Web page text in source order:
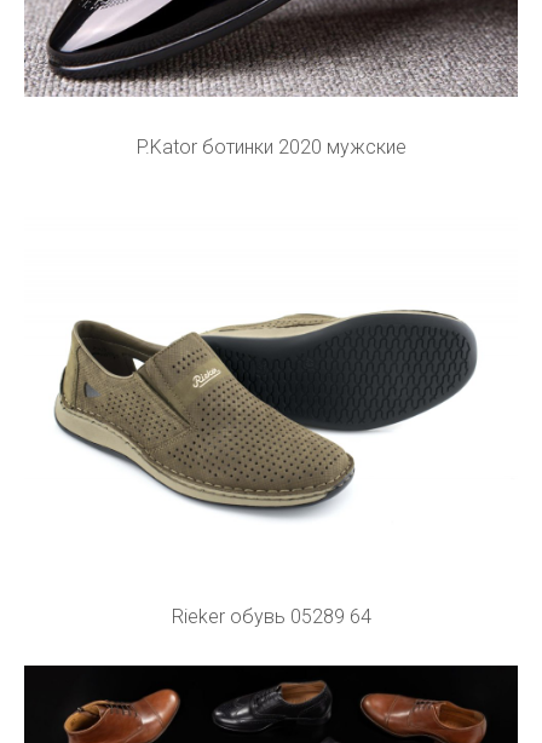
P.Kator ботинки 2020 мужские
Rieker обувь 05289 64